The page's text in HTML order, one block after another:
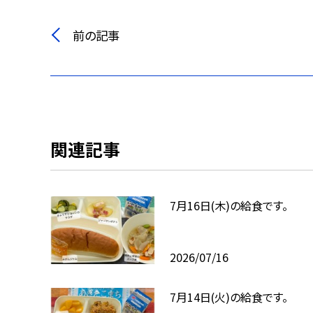
前の記事
関連記事
7月16日(木)の給食です。
2026/07/16
7月14日(火)の給食です。